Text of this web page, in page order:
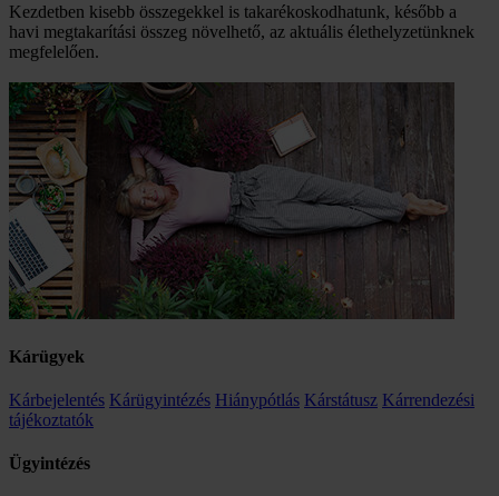
Kezdetben kisebb összegekkel is takarékoskodhatunk, később a
havi megtakarítási összeg növelhető, az aktuális élethelyzetünknek
megfelelően.
Kárügyek
Kárbejelentés Kárügyintézés Hiánypótlás Kárstátusz Kárrendezési
tájékoztatók
Ügyintézés